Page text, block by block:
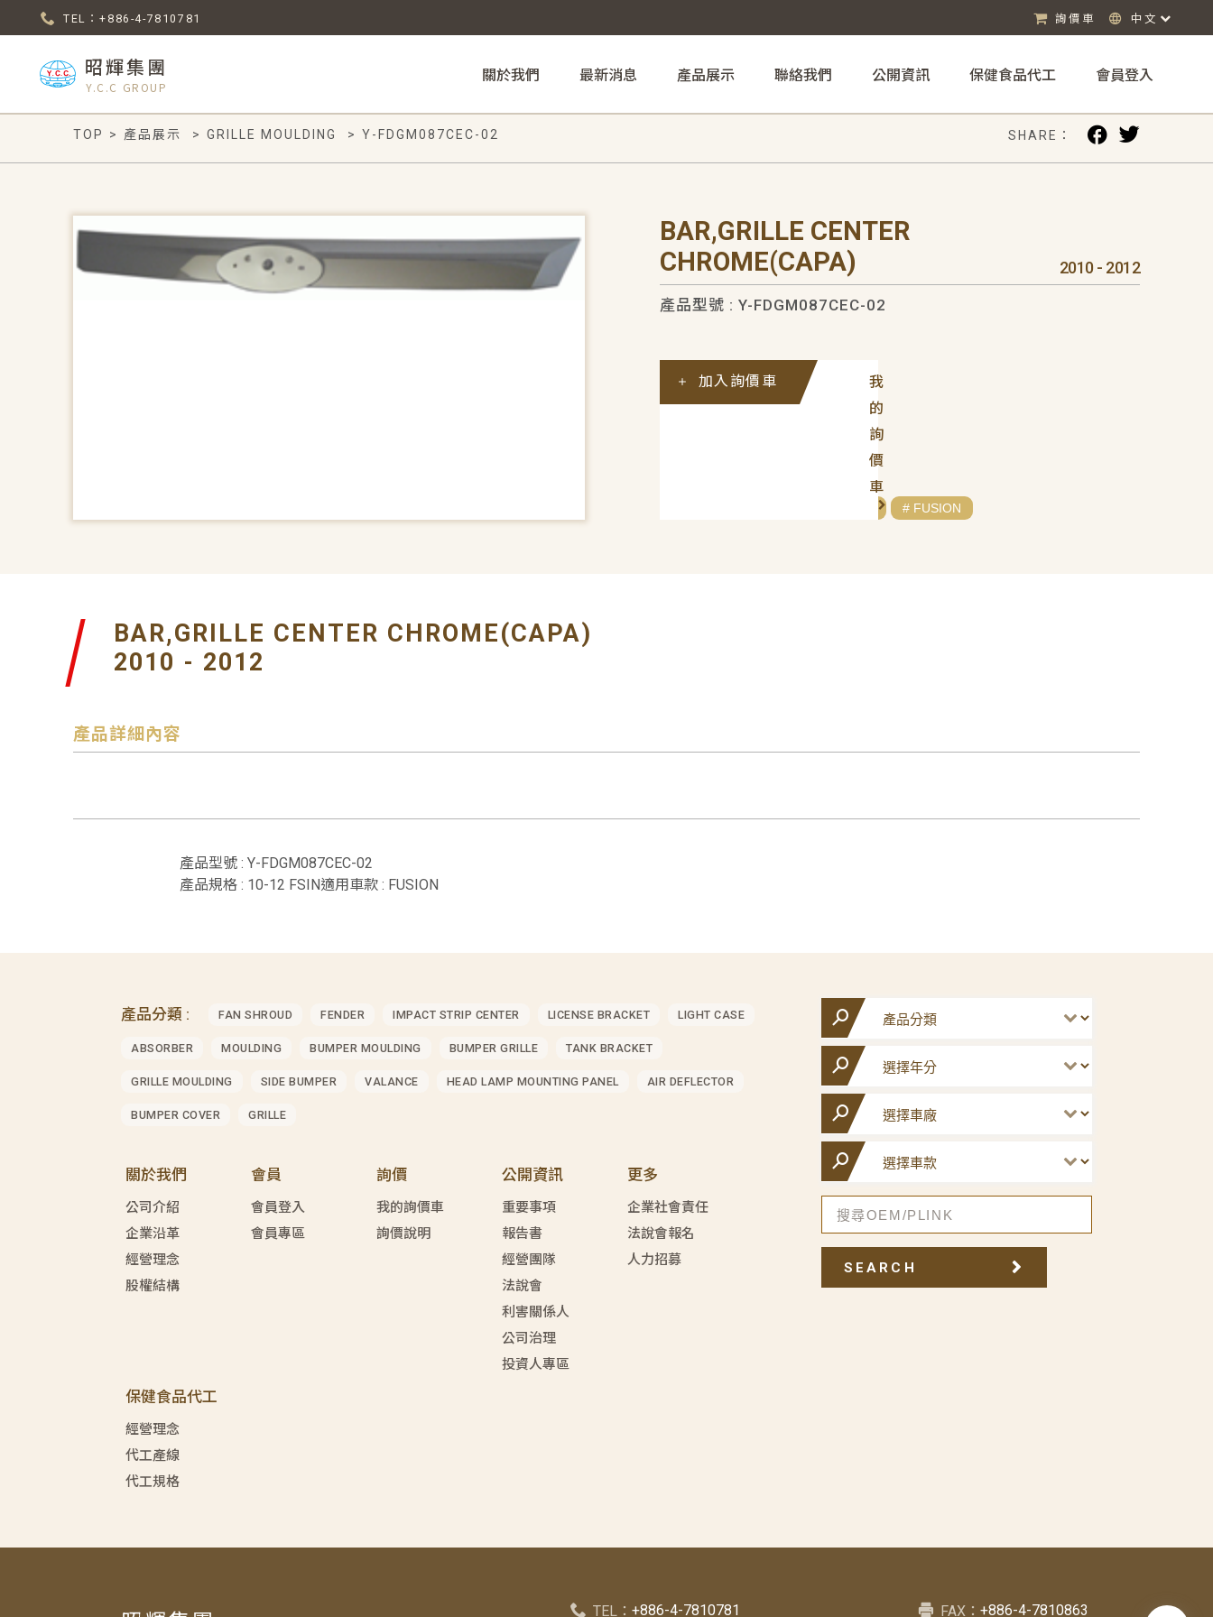
TEL：+886-4-7810781 詢價車 中文
昭輝集團
Y.C.C GROUP
關於我們 最新消息 產品展示 聯絡我們 公開資訊 保健食品代工 會員登入
TOP > 產品展示 > GRILLE MOULDING > Y-FDGM087CEC-02 SHARE：
BAR,GRILLE CENTER
CHROME(CAPA)
2010 - 2012
產品型號 : Y-FDGM087CEC-02
我
的
詢
價
車
加入詢價車
# FUSION
BAR,GRILLE CENTER CHROME(CAPA)
2010 - 2012
產品詳細內容
產品型號 : Y-FDGM087CEC-02
產品規格 : 10-12 FSIN適用車款 : FUSION
產品分類 : FAN SHROUD FENDER IMPACT STRIP CENTER LICENSE BRACKET LIGHT CASE
ABSORBER MOULDING BUMPER MOULDING BUMPER GRILLE TANK BRACKET
GRILLE MOULDING SIDE BUMPER VALANCE HEAD LAMP MOUNTING PANEL AIR DEFLECTOR
BUMPER COVER GRILLE
關於我們
公司介紹
企業沿革
經營理念
股權結構
會員
會員登入
會員專區
詢價
我的詢價車
詢價說明
公開資訊
重要事項
報告書
經營團隊
法說會
利害關係人
公司治理
投資人專區
更多
企業社會責任
法說會報名
人力招募
保健食品代工
經營理念
代工產線
代工規格
SEARCH
TEL： +886-4-7810781 FAX：+886-4-7810863